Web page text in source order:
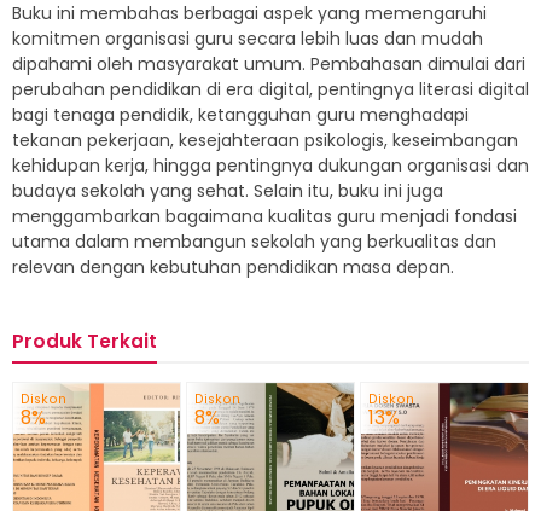
Buku ini membahas berbagai aspek yang memengaruhi
komitmen organisasi guru secara lebih luas dan mudah
dipahami oleh masyarakat umum. Pembahasan dimulai dari
perubahan pendidikan di era digital, pentingnya literasi digital
bagi tenaga pendidik, ketangguhan guru menghadapi
tekanan pekerjaan, kesejahteraan psikologis, keseimbangan
kehidupan kerja, hingga pentingnya dukungan organisasi dan
budaya sekolah yang sehat. Selain itu, buku ini juga
menggambarkan bagaimana kualitas guru menjadi fondasi
utama dalam membangun sekolah yang berkualitas dan
relevan dengan kebutuhan pendidikan masa depan.
Produk Terkait
Diskon
8%
Diskon
8%
Diskon
13%